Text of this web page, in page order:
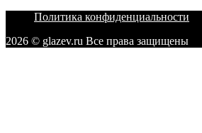
Политика конфиденциальности
2026 © glazev.ru Все права защищены